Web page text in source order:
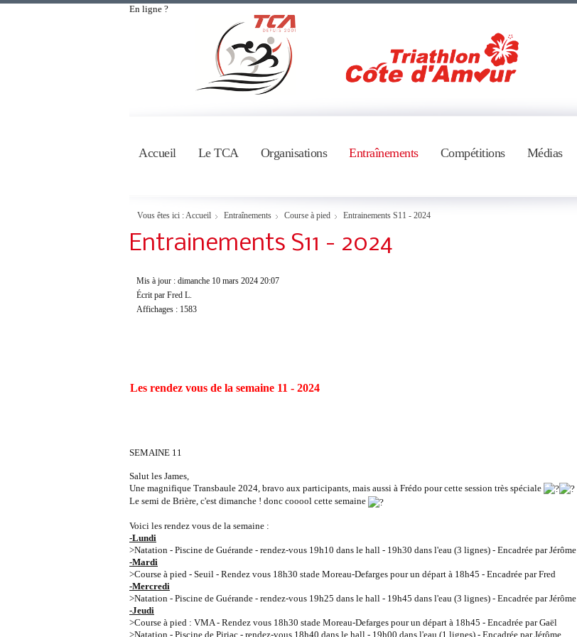
En ligne ?
Accueil Le TCA Organisations Entraînements Compétitions Médias
Vous êtes ici : Accueil Entraînements Course à pied Entrainements S11 - 2024
Entrainements S11 - 2024
Mis à jour : dimanche 10 mars 2024 20:07
Écrit par Fred L.
Affichages : 1583
Les rendez vous de la semaine 11 - 2024
SEMAINE 11
Salut les James,
Une magnifique Transbaule 2024, bravo aux participants, mais aussi à Frédo pour cette session très spéciale
Le semi de Brière, c'est dimanche ! donc cooool cette semaine
Voici les rendez vous de la semaine :
-Lundi
>Natation - Piscine de Guérande - rendez-vous 19h10 dans le hall - 19h30 dans l'eau (3 lignes) - Encadrée par Jérôme
-Mardi
>Course à pied - Seuil - Rendez vous 18h30 stade Moreau-Defarges pour un départ à 18h45 - Encadrée par Fred
-Mercredi
>Natation - Piscine de Guérande - rendez-vous 19h25 dans le hall - 19h45 dans l'eau (3 lignes) - Encadrée par Jérôme
-Jeudi
>Course à pied : VMA - Rendez vous 18h30 stade Moreau-Defarges pour un départ à 18h45 - Encadrée par Gaël
>Natation - Piscine de Piriac - rendez-vous 18h40 dans le hall - 19h00 dans l'eau (1 lignes) - Encadrée par Jérôme